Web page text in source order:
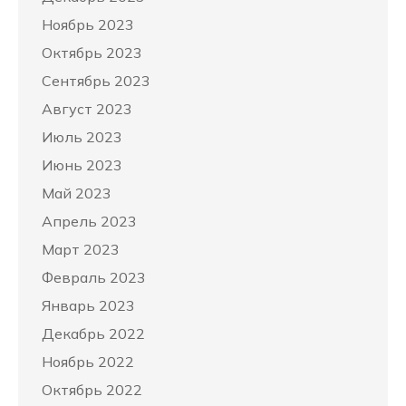
Ноябрь 2023
Октябрь 2023
Сентябрь 2023
Август 2023
Июль 2023
Июнь 2023
Май 2023
Апрель 2023
Март 2023
Февраль 2023
Январь 2023
Декабрь 2022
Ноябрь 2022
Октябрь 2022